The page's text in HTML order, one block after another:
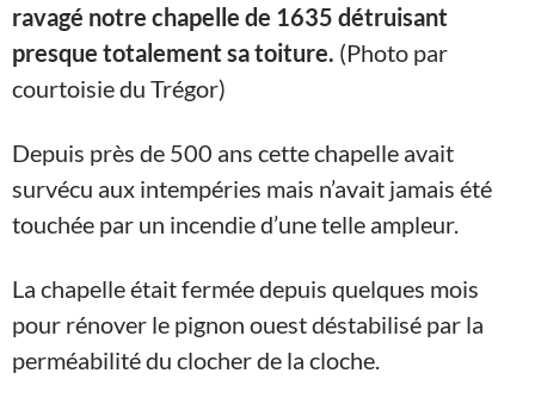
ravagé notre chapelle de 1635 détruisant
presque totalement sa toiture. (Photo par
courtoisie du Trégor)
Depuis près de 500 ans cette chapelle avait
survécu aux intempéries mais n’avait jamais été
touchée par un incendie d’une telle ampleur.
La chapelle était fermée depuis quelques mois
pour rénover le pignon ouest déstabilisé par la
perméabilité du clocher de la cloche.